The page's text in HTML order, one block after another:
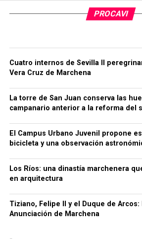
PROCAVI
Cuatro internos de Sevilla II
Vera Cruz de Marchena
La torre de San Juan conserva las
campanario anterior a la reforma del
El Campus Urbano Juvenil propone
bicicleta y una observación
Los Ríos: una dinastía marchenera
en arquitectura
Tiziano, Felipe II y el Duque de
Anunciación de Marchena